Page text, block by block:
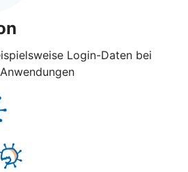
Login-Daten bei